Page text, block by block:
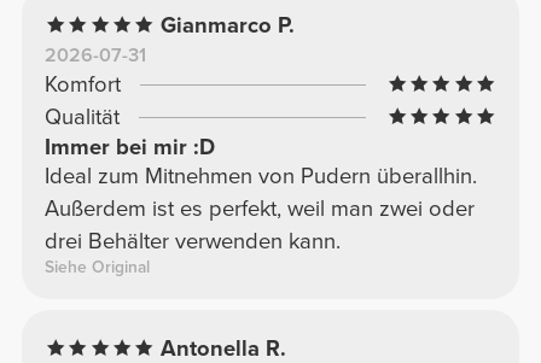
Gianmarco P.
2026-07-31
Komfort
Qualität
Immer bei mir :D
Ideal zum Mitnehmen von Pudern überallhin.
Außerdem ist es perfekt, weil man zwei oder
drei Behälter verwenden kann.
Siehe Original
Antonella R.